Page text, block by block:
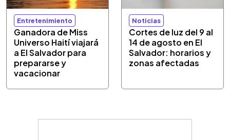
Entretenimiento
Ganadora de Miss
Universo Haití viajará
a El Salvador para
prepararse y
vacacionar
Noticias
Cortes de luz del 9 al
14 de agosto en El
Salvador: horarios y
zonas afectadas